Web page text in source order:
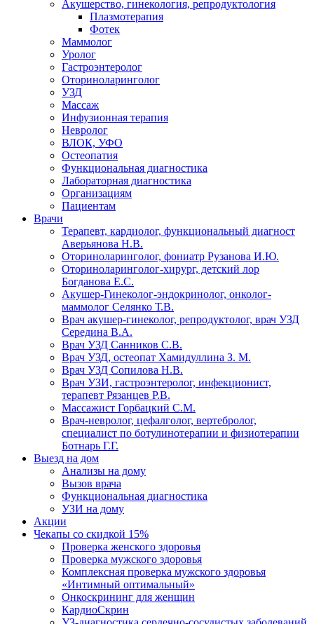
Акушерство, гинекология, репродуктология
Плазмотерапия
Фотек
Маммолог
Уролог
Гастроэнтеролог
Оториноларинголог
УЗД
Массаж
Инфузионная терапия
Невролог
ВЛОК, УФО
Остеопатия
Функциональная диагностика
Лабораторная диагностика
Организациям
Пациентам
Врачи
Терапевт, кардиолог, функциональный диагност
Аверьянова Н.В.
Оториноларинголог, фониатр Рузанова И.Ю.
Оториноларинголог-хирург, детский лор
Богданова Е.С.
Акушер-Гинеколог-эндокринолог, онколог-
маммолог Селянко Т.В.
Врач акушер-гинеколог, репродуктолог, врач УЗД
Середина В.А.
Врач УЗД Санников С.В.
Врач УЗД, остеопат Хамидуллина З. М.
Врач УЗД Сопилова Н.В.
Врач УЗИ, гастроэнтеролог, инфекционист,
терапевт Рязанцев Р.В.
Массажист Горбацкий С.М.
Врач-невролог, цефалголог, вертебролог,
специалист по ботулинотерапии и физиотерапии
Ботнарь Г.Г.
Выезд на дом
Анализы на дому
Вызов врача
Функциональная диагностика
УЗИ на дому
Акции
Чекапы со скидкой 15%
Проверка женского здоровья
Проверка мужского здоровья
Комплексная проверка мужского здоровья
«Интимный оптимальный»
Онкоcкрининг для женщин
КардиоСкрин